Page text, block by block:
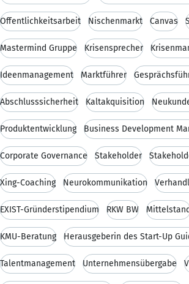
Öffentlichkeitsarbeit Nischenmarkt Canvas
Mastermind Gruppe Krisensprecher
Ideenmanagement Marktführer
Abschlusssicherheit Kaltakquisition
Produktentwicklung Business Development
Corporate Governance Stakeholder
Xing-Coaching Neurokommunikation
EXIST-Gründerstipendium RKW BW
KMU-Beratung
Talentmanagement Unternehmensübergabe